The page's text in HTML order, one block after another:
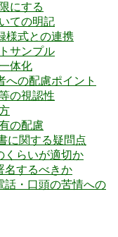
にする
ての明記
様式との連携
サンプル
体化
への配慮ポイント
の視認性
の配慮
に関する疑問点
くらいが適切か
名するべきか
話・口頭の苦情への